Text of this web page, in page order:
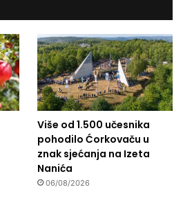
Više od 1.500 učesnika
pohodilo Ćorkovaču u
znak sjećanja na Izeta
Nanića
06/08/2026